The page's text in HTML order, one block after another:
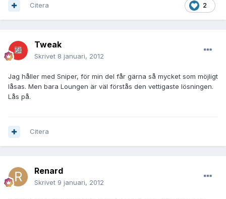
2
Citera
Tweak
Skrivet 8 januari, 2012
Jag håller med Sniper, för min del får gärna så mycket som möjligt
låsas. Men bara Loungen är väl förstås den vettigaste lösningen.
Lås på.
Citera
Renard
Skrivet 9 januari, 2012